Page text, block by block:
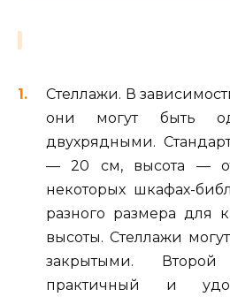
Стеллажи. В
они могут быть
двухрядными.
— 20 см, высота —
некоторых шкафах-
разного размера для
высоты. Стеллажи
закрытыми.
практичный и